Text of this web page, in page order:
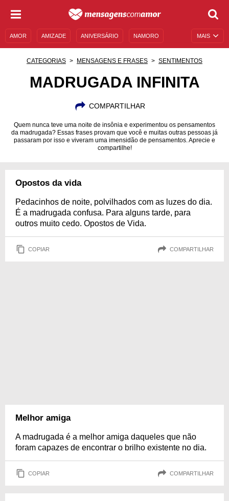
MAIS
AMOR AMIZADE ANIVERSÁRIO NAMORO
CATEGORIAS MENSAGENS E FRASES SENTIMENTOS
MADRUGADA INFINITA
COMPARTILHAR
Quem nunca teve uma noite de insônia e experimentou os pensamentos
da madrugada? Essas frases provam que você e muitas outras pessoas já
passaram por isso e viveram uma imensidão de pensamentos. Aprecie e
compartilhe!
Opostos da vida
Pedacinhos de noite, polvilhados com as luzes do dia.
É a madrugada confusa. Para alguns tarde, para
outros muito cedo. Opostos de Vida.
COPIAR COMPARTILHAR
Melhor amiga
A madrugada é a melhor amiga daqueles que não
foram capazes de encontrar o brilho existente no dia.
COPIAR COMPARTILHAR